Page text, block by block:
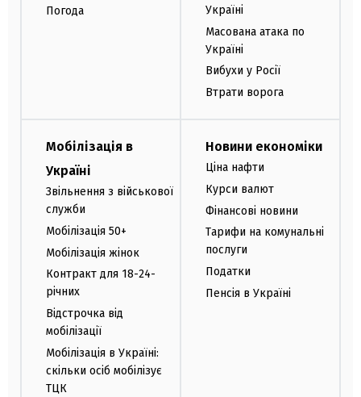
Погода
Україні
Масована атака по
Україні
Вибухи у Росії
Втрати ворога
Мобілізація в
Україні
Звільнення з військової
служби
Мобілізація 50+
Мобілізація жінок
Контракт для 18-24-
річних
Відстрочка від
мобілізації
Мобілізація в Україні:
скільки осіб мобілізує
ТЦК
Новини економіки
Ціна нафти
Курси валют
Фінансові новини
Тарифи на комунальні
послуги
Податки
Пенсія в Україні